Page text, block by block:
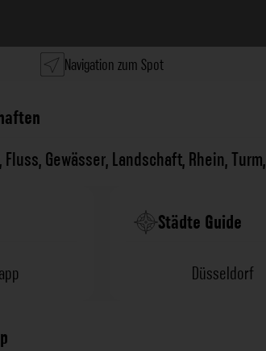
Navigation zum Spot
,Fluss,Gewässer,Landschaft,Rhein,Turm,
Städte Guide
Düsseldorf